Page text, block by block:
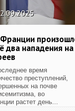
2.09.2025
два нападения на
время
преступлений,
на почве
во
растет день...